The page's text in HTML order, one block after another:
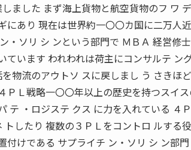
ました まず海上貨物と航空貨物のフ ワ
あり 現在は世界約一〇〇カ国に二万人
・ソリ シ ンという部門で ＭＢＡ 経営修
います われわれは荷主にコンサルテ ン
物流のアウトソ スに戻しまし う さきほ
ＰＬ戦略一〇〇年以上の歴史を持つスイ
テ ・ロジステ クス に力を入れている ４
したり 複数の３ＰＬをコントロ ルする
けである サプライチ ン・ソリ シ ン部